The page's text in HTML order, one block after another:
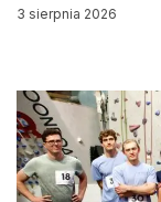
3 sierpnia 2026